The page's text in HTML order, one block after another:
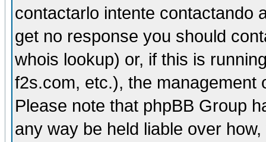
contactarlo intente contactando
get no response you should
whois lookup) or, if this is
f2s.com, etc.), the management
Please note that phpBB Group
any way be held liable over